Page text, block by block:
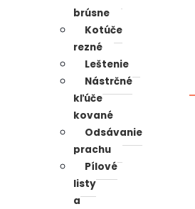
brúsne
Kotúče
rezné
Leštenie
Nástrčné
kľúče
kované
Odsávanie
prachu
Pílové
listy
a